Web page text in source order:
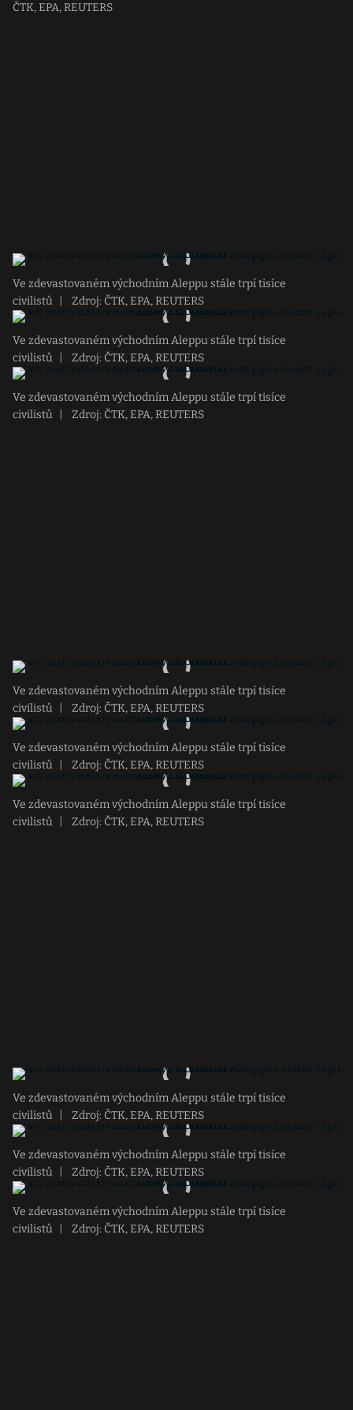
ČTK, EPA, REUTERS
Ve zdevastovaném východním Aleppu stále trpí tisíce
civilistů
Zdroj: ČTK, EPA, REUTERS
Ve zdevastovaném východním Aleppu stále trpí tisíce
civilistů
Zdroj: ČTK, EPA, REUTERS
Ve zdevastovaném východním Aleppu stále trpí tisíce
civilistů
Zdroj: ČTK, EPA, REUTERS
Ve zdevastovaném východním Aleppu stále trpí tisíce
civilistů
Zdroj: ČTK, EPA, REUTERS
Ve zdevastovaném východním Aleppu stále trpí tisíce
civilistů
Zdroj: ČTK, EPA, REUTERS
Ve zdevastovaném východním Aleppu stále trpí tisíce
civilistů
Zdroj: ČTK, EPA, REUTERS
Ve zdevastovaném východním Aleppu stále trpí tisíce
civilistů
Zdroj: ČTK, EPA, REUTERS
Ve zdevastovaném východním Aleppu stále trpí tisíce
civilistů
Zdroj: ČTK, EPA, REUTERS
Ve zdevastovaném východním Aleppu stále trpí tisíce
civilistů
Zdroj: ČTK, EPA, REUTERS